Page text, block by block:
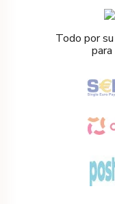
Todo por